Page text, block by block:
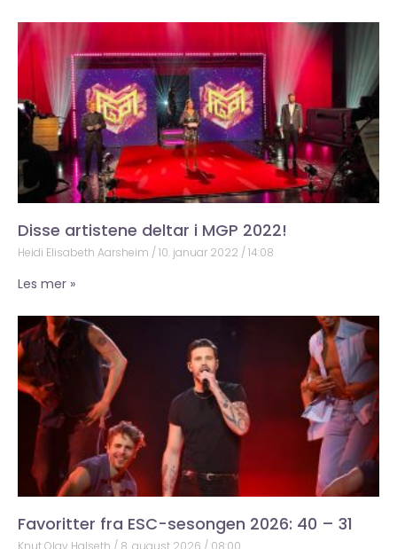
Disse artistene deltar i MGP 2022!
Heidi Elisabeth Aarsheim 10. januar 2022 14:08
Les mer »
Favoritter fra ESC-sesongen 2026: 40 – 31
Knut Olav Halseth 8. august 2026 08:00